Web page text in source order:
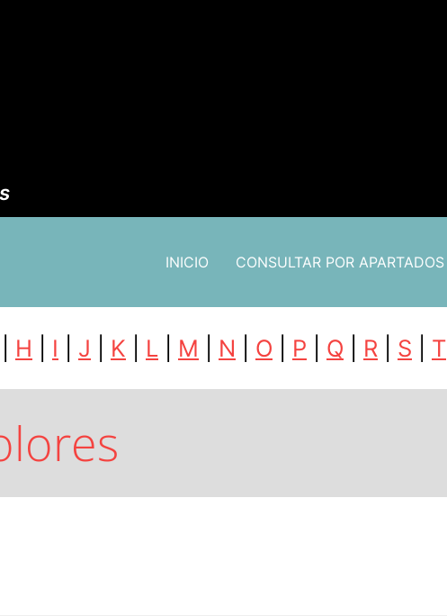
INICIO CONSULTAR POR APARTADOS
H I J K L M N O P Q R S T